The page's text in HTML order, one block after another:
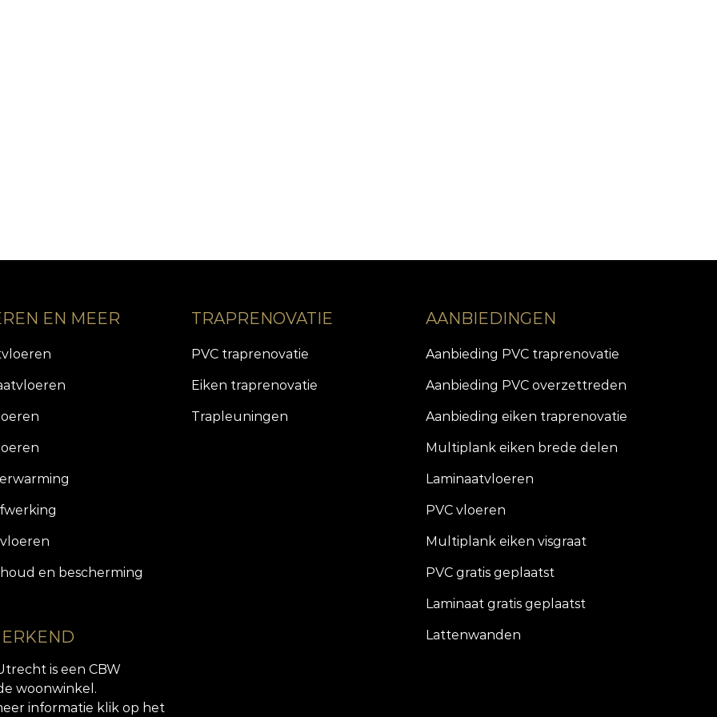
EN MEER
en bescherming
is een CBW
woonwinkel.
informatie klik op het
TRAPRENOVATIE
PVC traprenovatie
Eiken traprenovatie
Trapleuningen
AANBIEDINGEN
Aanbieding PVC traprenovatie
Aanbieding PVC overzettreden
Aanbieding eiken traprenovatie
Multiplank eiken brede delen
Laminaatvloeren
PVC vloeren
Multiplank eiken visgraat
PVC gratis geplaatst
Laminaat gratis geplaatst
Lattenwanden